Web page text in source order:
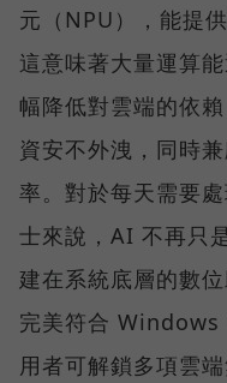
元（NPU），能提
這意味著大量運算
幅降低對雲端的依
資安不外洩，同時
率。對於每天需要
士來說，AI 不再只
建在系統底層的數
完美符合
用者可解鎖多項雲